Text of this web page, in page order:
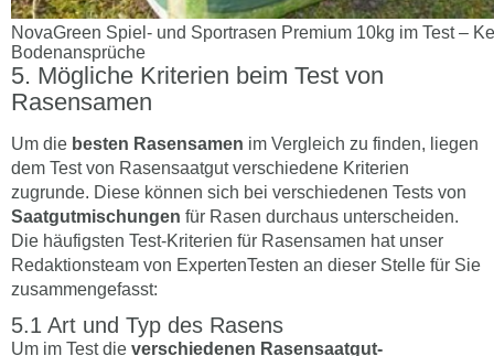
NovaGreen Spiel- und Sportrasen Premium 10kg im Test –
Bodenansprüche
Mögliche Kriterien beim Test von
Rasensamen
Um die besten Rasensamen im Vergleich zu finden, liegen
dem Test von Rasensaatgut verschiedene Kriterien
zugrunde. Diese können sich bei verschiedenen Tests von
Saatgutmischungen für Rasen durchaus unterscheiden.
Die häufigsten Test-Kriterien für Rasensamen hat unser
Redaktionsteam von ExpertenTesten an dieser Stelle für Sie
zusammengefasst:
Art und Typ des Rasens
Um im Test die verschiedenen Rasensaatgut-